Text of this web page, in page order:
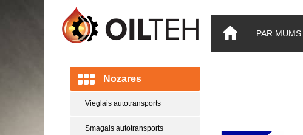
PAR MUMS
Nozares
Vieglais autotransports
Smagais autotransports